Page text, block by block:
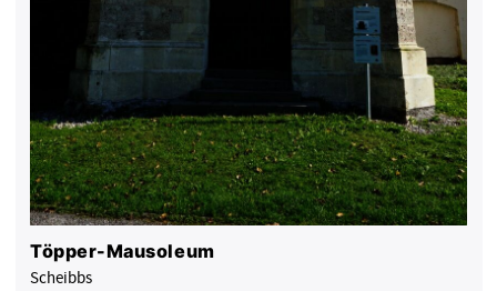
Töpper-Mausoleum
Scheibbs